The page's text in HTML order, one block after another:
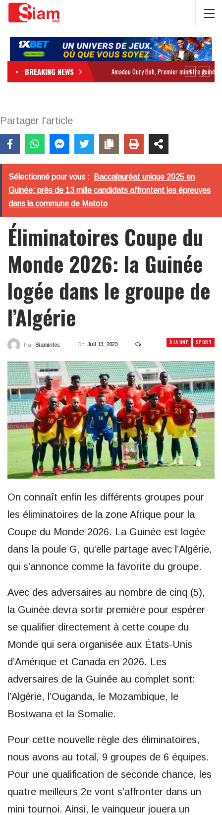
BREAKING NEWS
Partager l'article
Sélectionné pour vous :
Baccalauréat unique 2025 en
Guinée: près de 13 mille candidats affrontent les épreuves
dans la commune de Matoto
Éliminatoires Coupe du
Monde 2026: la Guinée
logée dans le groupe de
l’Algérie
À LA UNE SPORT
Par Siaminfos On Juil 13, 2023
On connaît enfin les différents groupes pour
les éliminatoires de la zone Afrique pour la
Coupe du Monde 2026. La Guinée est logée
dans la poule G, qu’elle partage avec l’Algérie,
qui s’annonce comme la favorite du groupe.
Avec des adversaires au nombre de cinq (5),
la Guinée devra sortir première pour espérer
se qualifier directement à cette coupe du
Monde qui sera organisée aux États-Unis
d’Amérique et Canada en 2026. Les
adversaires de la Guinée au complet sont:
l’Algérie, l’Ouganda, le Mozambique, le
Bostwana et la Somalie.
Pour cette nouvelle règle des éliminatoires,
nous avons au total, 9 groupes de 6 équipes.
Pour une qualification de seconde chance, les
quatre meilleurs 2e vont s’affronter dans un
mini tournoi. Ainsi, le vainqueur jouera un